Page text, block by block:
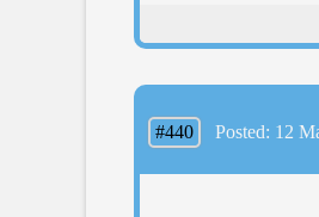
#440 Posted: 12